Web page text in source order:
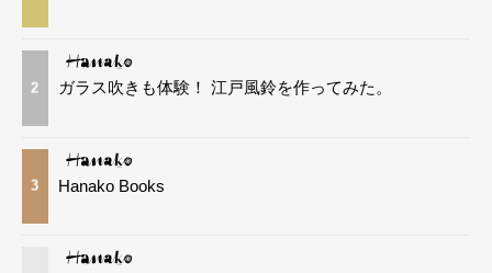
2 ガラス吹きも体験！ 江戸風鈴を作ってみた。
3 Hanako Books